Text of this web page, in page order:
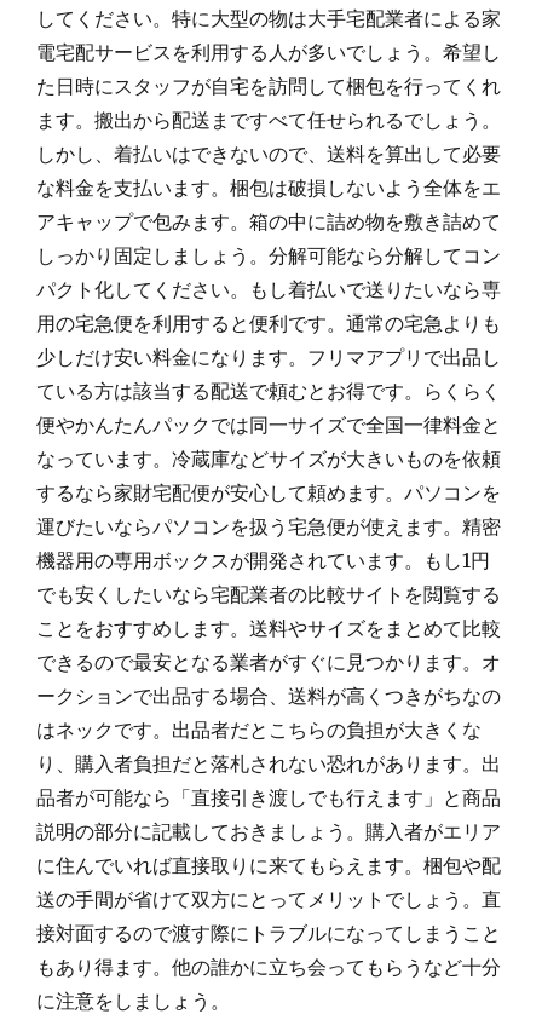
してください。特に大型の物は大手宅配業者による家
電宅配サービスを利用する人が多いでしょう。希望し
た日時にスタッフが自宅を訪問して梱包を行ってくれ
ます。搬出から配送まですべて任せられるでしょう。
しかし、着払いはできないので、送料を算出して必要
な料金を支払います。梱包は破損しないよう全体をエ
アキャップで包みます。箱の中に詰め物を敷き詰めて
しっかり固定しましょう。分解可能なら分解してコン
パクト化してください。もし着払いで送りたいなら専
用の宅急便を利用すると便利です。通常の宅急よりも
少しだけ安い料金になります。フリマアプリで出品し
ている方は該当する配送で頼むとお得です。らくらく
便やかんたんパックでは同一サイズで全国一律料金と
なっています。冷蔵庫などサイズが大きいものを依頼
するなら家財宅配便が安心して頼めます。パソコンを
運びたいならパソコンを扱う宅急便が使えます。精密
機器用の専用ボックスが開発されています。もし1円
でも安くしたいなら宅配業者の比較サイトを閲覧する
ことをおすすめします。送料やサイズをまとめて比較
できるので最安となる業者がすぐに見つかります。オ
ークションで出品する場合、送料が高くつきがちなの
はネックです。出品者だとこちらの負担が大きくな
り、購入者負担だと落札されない恐れがあります。出
品者が可能なら「直接引き渡しでも行えます」と商品
説明の部分に記載しておきましょう。購入者がエリア
に住んでいれば直接取りに来てもらえます。梱包や配
送の手間が省けて双方にとってメリットでしょう。直
接対面するので渡す際にトラブルになってしまうこと
もあり得ます。他の誰かに立ち会ってもらうなど十分
に注意をしましょう。